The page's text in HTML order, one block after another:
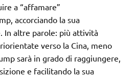
a “affamare”
accorciando la sua
In altre parole: più attività
verso la Cina, meno
sarà in grado di raggiungere,
e facilitando la sua